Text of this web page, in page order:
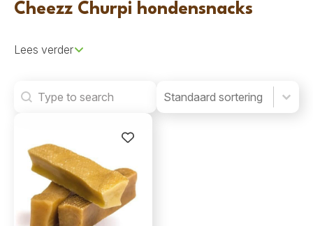
Cheezz Churpi hondensnacks
Lees verder
Search Product Order
Product Order